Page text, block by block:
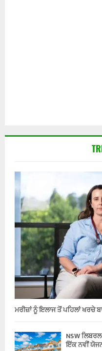
ਮਰੀਜ਼ਾਂ ਨੂੰ ਇਲਾਜ ਤੋਂ ਪਹਿਲਾਂ ਖਰਚੇ
NSW
ਇੱਕ ਨਵੀਂ